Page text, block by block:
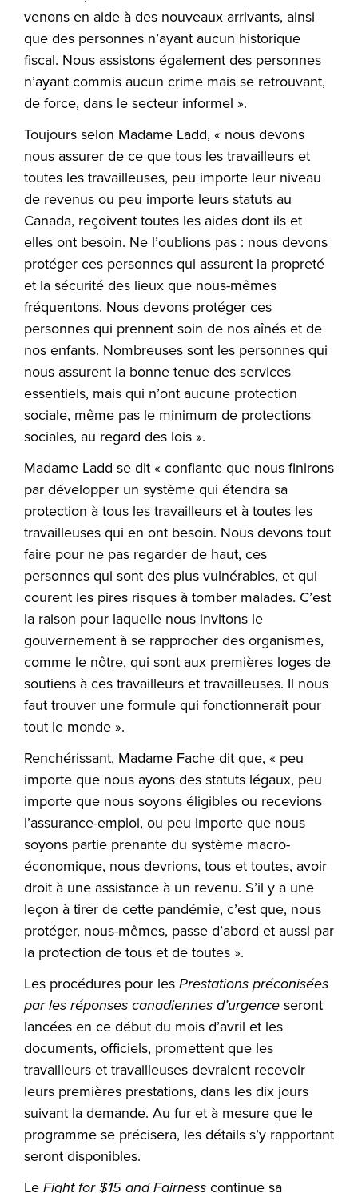
venons en aide à des nouveaux arrivants, ainsi
que des personnes n’ayant aucun historique
fiscal. Nous assistons également des personnes
n’ayant commis aucun crime mais se retrouvant,
de force, dans le secteur informel ».
Toujours selon Madame Ladd, « nous devons
nous assurer de ce que tous les travailleurs et
toutes les travailleuses, peu importe leur niveau
de revenus ou peu importe leurs statuts au
Canada, reçoivent toutes les aides dont ils et
elles ont besoin. Ne l’oublions pas : nous devons
protéger ces personnes qui assurent la propreté
et la sécurité des lieux que nous-mêmes
fréquentons. Nous devons protéger ces
personnes qui prennent soin de nos aînés et de
nos enfants. Nombreuses sont les personnes qui
nous assurent la bonne tenue des services
essentiels, mais qui n’ont aucune protection
sociale, même pas le minimum de protections
sociales, au regard des lois ».
Madame Ladd se dit « confiante que nous finirons
par développer un système qui étendra sa
protection à tous les travailleurs et à toutes les
travailleuses qui en ont besoin. Nous devons tout
faire pour ne pas regarder de haut, ces
personnes qui sont des plus vulnérables, et qui
courent les pires risques à tomber malades. C’est
la raison pour laquelle nous invitons le
gouvernement à se rapprocher des organismes,
comme le nôtre, qui sont aux premières loges de
soutiens à ces travailleurs et travailleuses. Il nous
faut trouver une formule qui fonctionnerait pour
tout le monde ».
Renchérissant, Madame Fache dit que, « peu
importe que nous ayons des statuts légaux, peu
importe que nous soyons éligibles ou recevions
l’assurance-emploi, ou peu importe que nous
soyons partie prenante du système macro-
économique, nous devrions, tous et toutes, avoir
droit à une assistance à un revenu. S’il y a une
leçon à tirer de cette pandémie, c’est que, nous
protéger, nous-mêmes, passe d’abord et aussi par
la protection de tous et de toutes ».
Les procédures pour les Prestations préconisées
par les réponses canadiennes d’urgence seront
lancées en ce début du mois d’avril et les
documents, officiels, promettent que les
travailleurs et travailleuses devraient recevoir
leurs premières prestations, dans les dix jours
suivant la demande. Au fur et à mesure que le
programme se précisera, les détails s’y rapportant
seront disponibles.
Le Fight for $15 and Fairness continue sa